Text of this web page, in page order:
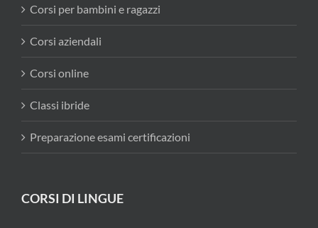
Corsi per bambini e ragazzi
Corsi aziendali
Corsi online
Classi ibride
Preparazione esami certificazioni
CORSI DI LINGUE